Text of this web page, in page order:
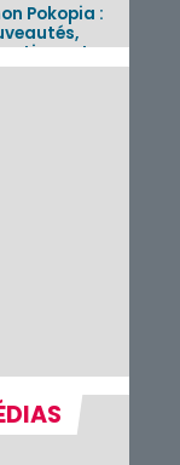
Pokopia :
et
de la
de Mario
: